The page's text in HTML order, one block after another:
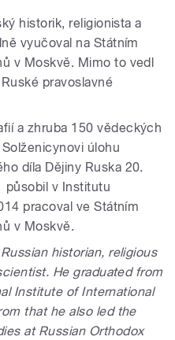
historik, religionista a
vyučoval na Státním
v Moskvě. Mimo to vedl
pravoslavné
a zhruba 150 vědeckých
úlohu
díla Dějiny Ruska 20.
působil v Institutu
pracoval ve Státním
v Moskvě.
historian, religious
He graduated from
Institute of International
that he also led the
at Russian Orthodox